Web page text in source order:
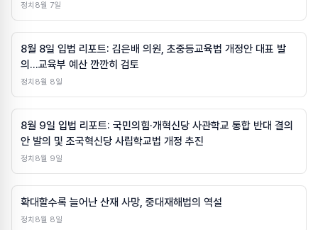
정치 8월 7일
8월 8일 입법 리포트: 김은배 의원, 초중등교육법 개정안 대표 발
의…교육부 예산 깐깐히 검토
정치 8월 8일
8월 9일 입법 리포트: 국민의힘·개혁신당 사관학교 통합 반대 결의
안 발의 및 조국혁신당 사립학교법 개정 추진
정치 8월 9일
확대할수록 늘어난 산재 사망, 중대재해법의 역설
정치 8월 8일